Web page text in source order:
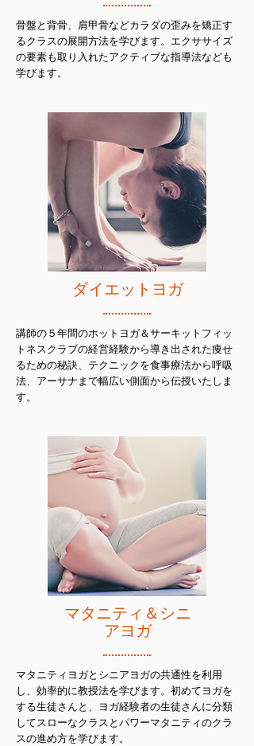
骨盤と背骨、肩甲骨などカラダの歪みを矯正す
るクラスの展開方法を学びます。エクササイズ
の要素も取り入れたアクティブな指導法なども
学びます。
ダイエットヨガ
講師の５年間のホットヨガ＆サーキットフィッ
トネスクラブの経営経験から導き出された痩せ
るための秘訣、テクニックを食事療法から呼吸
法、アーサナまで幅広い側面から伝授いたしま
す。
マタニティ＆シニ
アヨガ
マタニティヨガとシニアヨガの共通性を利用
し、効率的に教授法を学びます。初めてヨガを
する生徒さんと、ヨガ経験者の生徒さんに分類
してスローなクラスとパワーマタニティのクラ
スの進め方を学びます。